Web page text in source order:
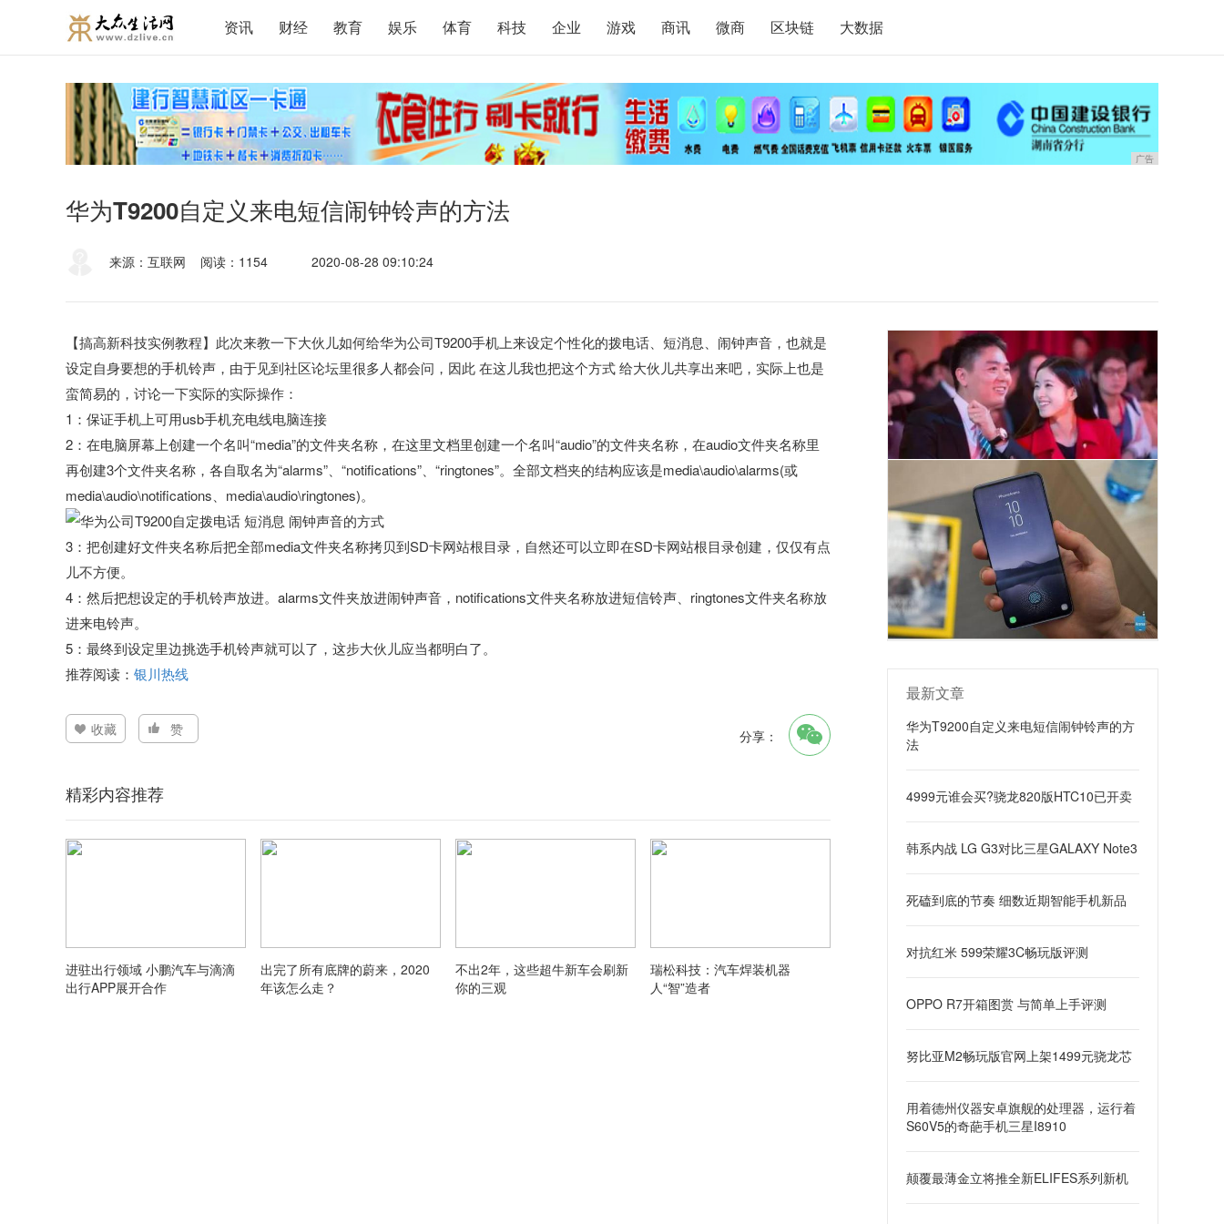
资讯 财经 教育 娱乐 体育 科技 企业 游戏 商讯 微商 区块链 大数据
广告
华为T9200自定义来电短信闹钟铃声的方法
来源：互联网 阅读：1154 2020-08-28 09:10:24
【搞高新科技实例教程】此次来教一下大伙儿如何给华为公司T9200手机上来设定个性化的拨电话、短消息、闹钟声音，也就是
设定自身要想的手机铃声，由于见到社区论坛里很多人都会问，因此 在这儿我也把这个方式 给大伙儿共享出来吧，实际上也是
蛮简易的，讨论一下实际的实际操作：
1：保证手机上可用usb手机充电线电脑连接
2：在电脑屏幕上创建一个名叫“media”的文件夹名称，在这里文档里创建一个名叫“audio”的文件夹名称，在audio文件夹名称里
再创建3个文件夹名称，各自取名为“alarms”、“notifications”、“ringtones”。全部文档夹的结构应该是media\audio\alarms(或
media\audio\notifications、media\audio\ringtones)。
3：把创建好文件夹名称后把全部media文件夹名称拷贝到SD卡网站根目录，自然还可以立即在SD卡网站根目录创建，仅仅有点
儿不方便。
4：然后把想设定的手机铃声放进。alarms文件夹放进闹钟声音，notifications文件夹名称放进短信铃声、ringtones文件夹名称放
进来电铃声。
5：最终到设定里边挑选手机铃声就可以了，这步大伙儿应当都明白了。
推荐阅读： 银川热线
收藏 赞 分享：
精彩内容推荐
进驻出行领域 小鹏汽车与滴滴
出行APP展开合作
出完了所有底牌的蔚来，2020
年该怎么走？
不出2年，这些超牛新车会刷新
你的三观
瑞松科技：汽车焊装机器
人“智”造者
最新文章
华为T9200自定义来电短信闹钟铃声的方
法
4999元谁会买?骁龙820版HTC10已开卖
韩系内战 LG G3对比三星GALAXY Note3
死磕到底的节奏 细数近期智能手机新品
对抗红米 599荣耀3C畅玩版评测
OPPO R7开箱图赏 与简单上手评测
努比亚M2畅玩版官网上架1499元骁龙芯
用着德州仪器安卓旗舰的处理器，运行着
S60V5的奇葩手机三星I8910
颠覆最薄金立将推全新ELIFES系列新机